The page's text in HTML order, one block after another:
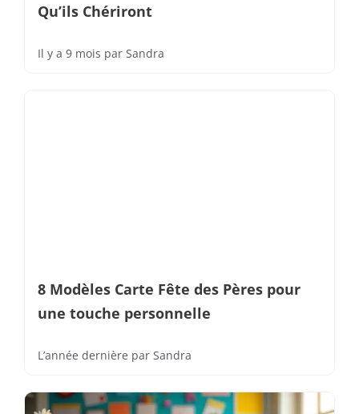
Qu’ils Chériront
Il y a 9 mois par Sandra
8 Modèles Carte Fête des Pères pour
une touche personnelle
L’année dernière par Sandra